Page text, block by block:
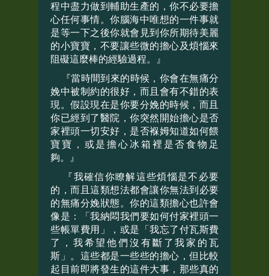
程中盡力做到輔助生產的，你不必要擔
心任何事情。你腦海中唯想的一件事就
是等一下之後你就會見到你所期待美麗
的小寶寶，不要讓些微的擔心及煩惱來
阻礙這麼棒的經驗過程。』
『當時間到來的時候，你會在無痛分
娩中被制約的很好，而且會有不錯的表
現。假設現在是你要分娩的時候，而且
你已經到了醫院，你突然開始擔心是否
家裡頭一切安好，是否褓姆知道如何餵
寶寶，或是擔心冰箱裡是否食物足
夠。』
『我確信你瞭解這些煩惱是不必要
的，而且這類想法都會讓你無法到必要
的無痛分娩狀態。你的這類擔心也許會
像是：「我納悶我們要如何付家裡頭一
些帳單費用」，或是「我忘了付瓦斯費
了，我希望他們沒有斷了我家的瓦
斯」。這些都是一些些的擔心，但比較
起目前即將發生的這件大事，那些真的